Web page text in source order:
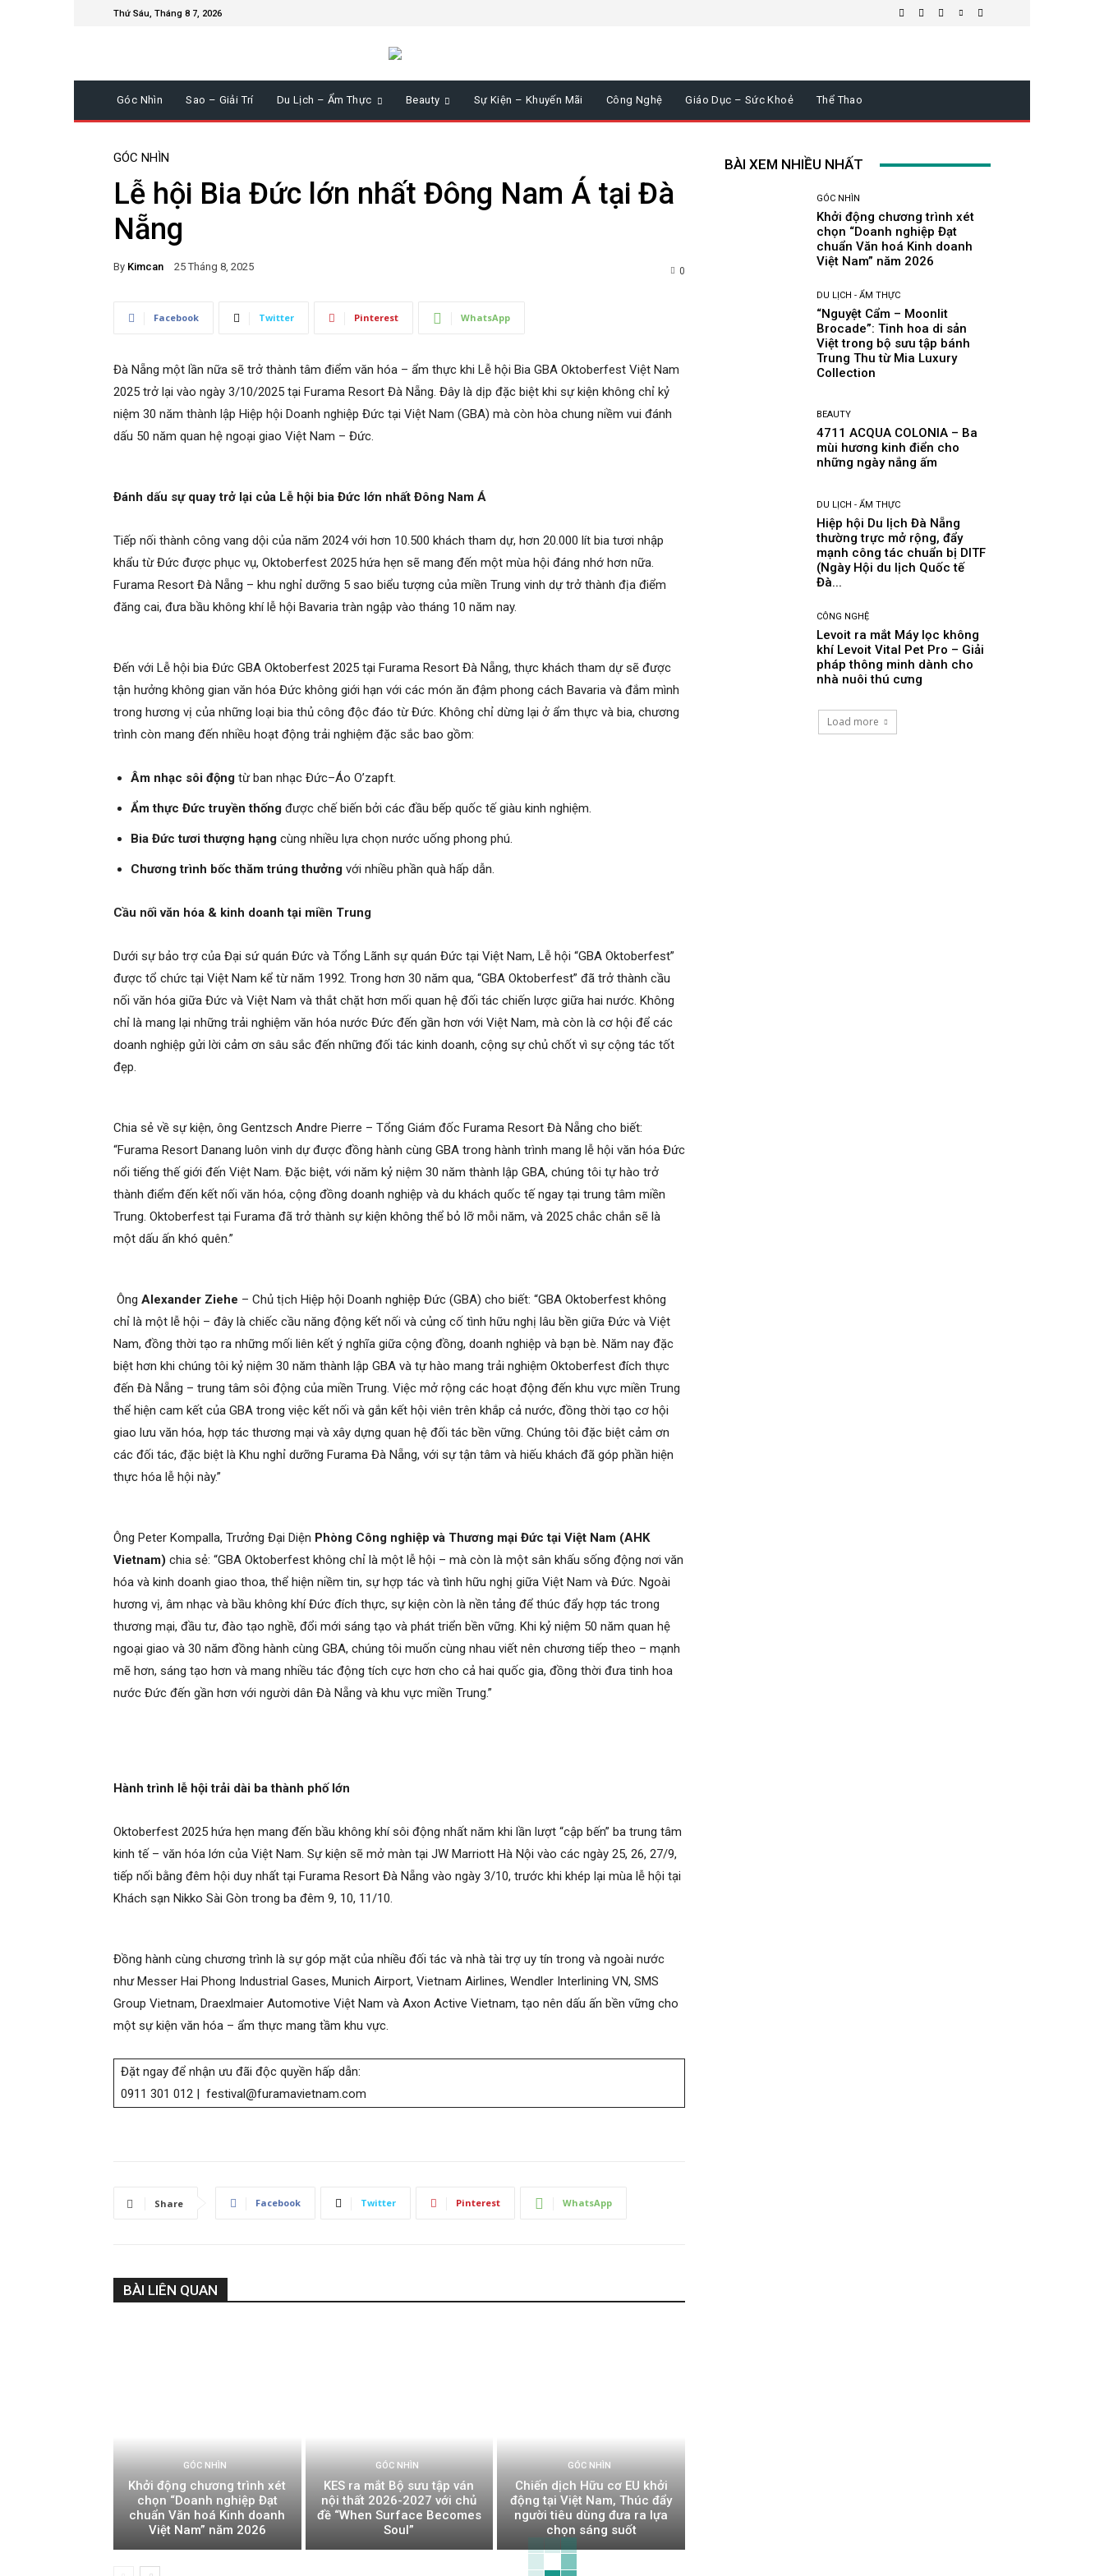
Thứ Sáu, Tháng 8 7, 2026
Góc Nhìn Sao – Giải Trí Du Lịch – Ẩm Thực Beauty Sự Kiện – Khuyến Mãi Công Nghệ Giáo Dục – Sức Khoẻ Thể Thao
GÓC NHÌN
Lễ hội Bia Đức lớn nhất Đông Nam Á tại Đà
Nẵng
By Kimcan 25 Tháng 8, 2025 0
Facebook Twitter Pinterest WhatsApp
Đà Nẵng một lần nữa sẽ trở thành tâm điểm văn hóa – ẩm thực khi Lễ hội Bia GBA Oktoberfest Việt Nam
2025 trở lại vào ngày 3/10/2025 tại Furama Resort Đà Nẵng. Đây là dịp đặc biệt khi sự kiện không chỉ kỷ
niệm 30 năm thành lập Hiệp hội Doanh nghiệp Đức tại Việt Nam (GBA) mà còn hòa chung niềm vui đánh
dấu 50 năm quan hệ ngoại giao Việt Nam – Đức.
Đánh dấu sự quay trở lại của Lễ hội bia Đức lớn nhất Đông Nam Á
Tiếp nối thành công vang dội của năm 2024 với hơn 10.500 khách tham dự, hơn 20.000 lít bia tươi nhập
khẩu từ Đức được phục vụ, Oktoberfest 2025 hứa hẹn sẽ mang đến một mùa hội đáng nhớ hơn nữa.
Furama Resort Đà Nẵng – khu nghỉ dưỡng 5 sao biểu tượng của miền Trung vinh dự trở thành địa điểm
đăng cai, đưa bầu không khí lễ hội Bavaria tràn ngập vào tháng 10 năm nay.
Đến với Lễ hội bia Đức GBA Oktoberfest 2025 tại Furama Resort Đà Nẵng, thực khách tham dự sẽ được
tận hưởng không gian văn hóa Đức không giới hạn với các món ăn đậm phong cách Bavaria và đắm mình
trong hương vị của những loại bia thủ công độc đáo từ Đức. Không chỉ dừng lại ở ẩm thực và bia, chương
trình còn mang đến nhiều hoạt động trải nghiệm đặc sắc bao gồm:
Âm nhạc sôi động từ ban nhạc Đức–Áo O’zapft.
Ẩm thực Đức truyền thống được chế biến bởi các đầu bếp quốc tế giàu kinh nghiệm.
Bia Đức tươi thượng hạng cùng nhiều lựa chọn nước uống phong phú.
Chương trình bốc thăm trúng thưởng với nhiều phần quà hấp dẫn.
Cầu nối văn hóa & kinh doanh tại miền Trung
Dưới sự bảo trợ của Đại sứ quán Đức và Tổng Lãnh sự quán Đức tại Việt Nam, Lễ hội “GBA Oktoberfest”
được tổ chức tại Việt Nam kể từ năm 1992. Trong hơn 30 năm qua, “GBA Oktoberfest” đã trở thành cầu
nối văn hóa giữa Đức và Việt Nam và thắt chặt hơn mối quan hệ đối tác chiến lược giữa hai nước. Không
chỉ là mang lại những trải nghiệm văn hóa nước Đức đến gần hơn với Việt Nam, mà còn là cơ hội để các
doanh nghiệp gửi lời cảm ơn sâu sắc đến những đối tác kinh doanh, cộng sự chủ chốt vì sự cộng tác tốt
đẹp.
Chia sẻ về sự kiện, ông Gentzsch Andre Pierre – Tổng Giám đốc Furama Resort Đà Nẵng cho biết:
“Furama Resort Danang luôn vinh dự được đồng hành cùng GBA trong hành trình mang lễ hội văn hóa Đức
nổi tiếng thế giới đến Việt Nam. Đặc biệt, với năm kỷ niệm 30 năm thành lập GBA, chúng tôi tự hào trở
thành điểm đến kết nối văn hóa, cộng đồng doanh nghiệp và du khách quốc tế ngay tại trung tâm miền
Trung. Oktoberfest tại Furama đã trở thành sự kiện không thể bỏ lỡ mỗi năm, và 2025 chắc chắn sẽ là
một dấu ấn khó quên.”
Ông Alexander Ziehe – Chủ tịch Hiệp hội Doanh nghiệp Đức (GBA) cho biết: “GBA Oktoberfest không
chỉ là một lễ hội – đây là chiếc cầu năng động kết nối và củng cố tình hữu nghị lâu bền giữa Đức và Việt
Nam, đồng thời tạo ra những mối liên kết ý nghĩa giữa cộng đồng, doanh nghiệp và bạn bè. Năm nay đặc
biệt hơn khi chúng tôi kỷ niệm 30 năm thành lập GBA và tự hào mang trải nghiệm Oktoberfest đích thực
đến Đà Nẵng – trung tâm sôi động của miền Trung. Việc mở rộng các hoạt động đến khu vực miền Trung
thể hiện cam kết của GBA trong việc kết nối và gắn kết hội viên trên khắp cả nước, đồng thời tạo cơ hội
giao lưu văn hóa, hợp tác thương mại và xây dựng quan hệ đối tác bền vững. Chúng tôi đặc biệt cảm ơn
các đối tác, đặc biệt là Khu nghỉ dưỡng Furama Đà Nẵng, với sự tận tâm và hiếu khách đã góp phần hiện
thực hóa lễ hội này.”
Ông Peter Kompalla, Trưởng Đại Diện Phòng Công nghiệp và Thương mại Đức tại Việt Nam (AHK
Vietnam) chia sẻ: “GBA Oktoberfest không chỉ là một lễ hội – mà còn là một sân khấu sống động nơi văn
hóa và kinh doanh giao thoa, thể hiện niềm tin, sự hợp tác và tình hữu nghị giữa Việt Nam và Đức. Ngoài
hương vị, âm nhạc và bầu không khí Đức đích thực, sự kiện còn là nền tảng để thúc đẩy hợp tác trong
thương mại, đầu tư, đào tạo nghề, đổi mới sáng tạo và phát triển bền vững. Khi kỷ niệm 50 năm quan hệ
ngoại giao và 30 năm đồng hành cùng GBA, chúng tôi muốn cùng nhau viết nên chương tiếp theo – mạnh
mẽ hơn, sáng tạo hơn và mang nhiều tác động tích cực hơn cho cả hai quốc gia, đồng thời đưa tinh hoa
nước Đức đến gần hơn với người dân Đà Nẵng và khu vực miền Trung.”
Hành trình lễ hội trải dài ba thành phố lớn
Oktoberfest 2025 hứa hẹn mang đến bầu không khí sôi động nhất năm khi lần lượt “cập bến” ba trung tâm
kinh tế – văn hóa lớn của Việt Nam. Sự kiện sẽ mở màn tại JW Marriott Hà Nội vào các ngày 25, 26, 27/9,
tiếp nối bằng đêm hội duy nhất tại Furama Resort Đà Nẵng vào ngày 3/10, trước khi khép lại mùa lễ hội tại
Khách sạn Nikko Sài Gòn trong ba đêm 9, 10, 11/10.
Đồng hành cùng chương trình là sự góp mặt của nhiều đối tác và nhà tài trợ uy tín trong và ngoài nước
như Messer Hai Phong Industrial Gases, Munich Airport, Vietnam Airlines, Wendler Interlining VN, SMS
Group Vietnam, Draexlmaier Automotive Việt Nam và Axon Active Vietnam, tạo nên dấu ấn bền vững cho
một sự kiện văn hóa – ẩm thực mang tầm khu vực.
Đặt ngay để nhận ưu đãi độc quyền hấp dẫn:
0911 301 012 | festival@furamavietnam.com
Share Facebook Twitter Pinterest WhatsApp
BÀI LIÊN QUAN
GÓC NHÌN
Khởi động chương trình xét
chọn “Doanh nghiệp Đạt
chuẩn Văn hoá Kinh doanh
Việt Nam” năm 2026
GÓC NHÌN
KES ra mắt Bộ sưu tập ván
nội thất 2026-2027 với chủ
đề “When Surface Becomes
Soul”
GÓC NHÌN
Chiến dịch Hữu cơ EU khởi
động tại Việt Nam, Thúc đẩy
người tiêu dùng đưa ra lựa
chọn sáng suốt
BÀI XEM NHIỀU NHẤT
GÓC NHÌN
Khởi động chương trình xét
chọn “Doanh nghiệp Đạt
chuẩn Văn hoá Kinh doanh
Việt Nam” năm 2026
DU LỊCH - ẨM THỰC
“Nguyệt Cẩm – Moonlit
Brocade”: Tinh hoa di sản
Việt trong bộ sưu tập bánh
Trung Thu từ Mia Luxury
Collection
BEAUTY
4711 ACQUA COLONIA – Ba
mùi hương kinh điển cho
những ngày nắng ấm
DU LỊCH - ẨM THỰC
Hiệp hội Du lịch Đà Nẵng
thường trực mở rộng, đẩy
mạnh công tác chuẩn bị DITF
(Ngày Hội du lịch Quốc tế
Đà...
CÔNG NGHỆ
Levoit ra mắt Máy lọc không
khí Levoit Vital Pet Pro – Giải
pháp thông minh dành cho
nhà nuôi thú cưng
Load more